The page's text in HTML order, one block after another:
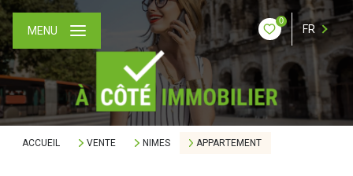
0
FR
MENU
ACCUEIL VENTE NIMES APPARTEMENT